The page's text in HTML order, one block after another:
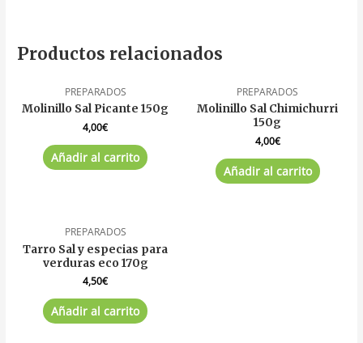
Productos relacionados
PREPARADOS
Molinillo Sal Picante 150g
4,00€
Añadir al carrito
PREPARADOS
Molinillo Sal Chimichurri
150g
4,00€
Añadir al carrito
PREPARADOS
Tarro Sal y especias para
verduras eco 170g
4,50€
Añadir al carrito